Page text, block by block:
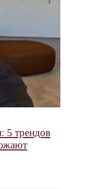
5 трендов